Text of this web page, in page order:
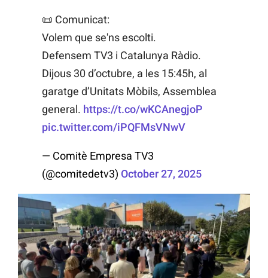
📜 Comunicat:
Volem que se'ns escolti.
Defensem TV3 i Catalunya Ràdio.
Dijous 30 d’octubre, a les 15:45h, al
garatge d’Unitats Mòbils, Assemblea
general. https://t.co/wKCAnegjoP
pic.twitter.com/iPQFMsVNwV
— Comitè Empresa TV3
(@comitedetv3) October 27, 2025